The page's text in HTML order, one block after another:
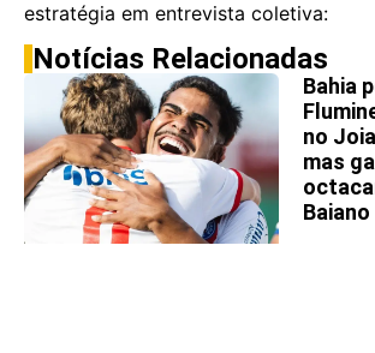
estratégia em entrevista coletiva:
Notícias Relacionadas
Bahia
no
mas